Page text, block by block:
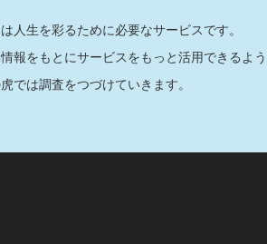
人生を彩るために必要なサービスです。
報をもとにサービスをもっと活用できるよう
では調査をつづけていきます。